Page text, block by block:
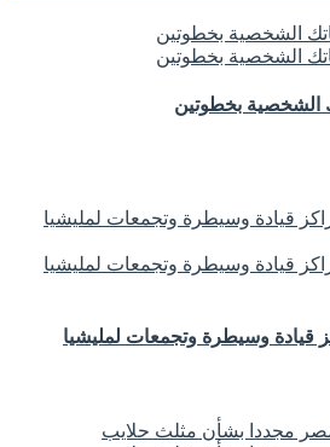
الشخصية بخطوتين
قيادة وسيطرة وتجمعات لمليشيا